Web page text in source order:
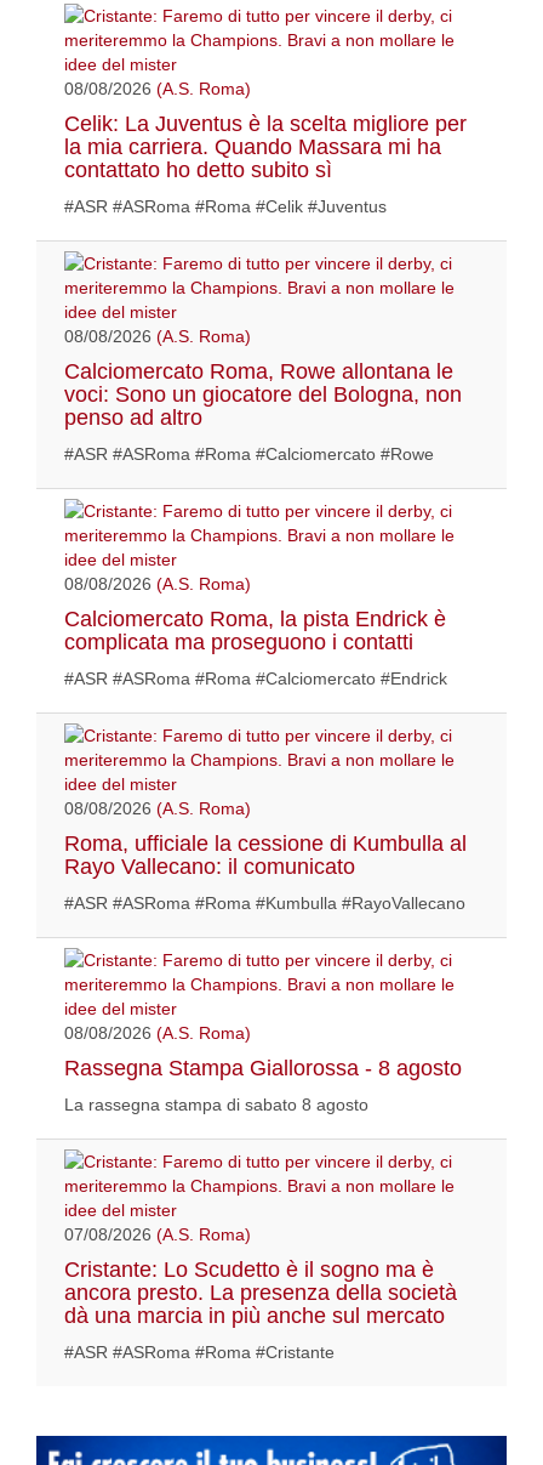
08/08/2026 (A.S. Roma)
Celik: La Juventus è la scelta migliore per
la mia carriera. Quando Massara mi ha
contattato ho detto subito sì
#ASR #ASRoma #Roma #Celik #Juventus
08/08/2026 (A.S. Roma)
Calciomercato Roma, Rowe allontana le
voci: Sono un giocatore del Bologna, non
penso ad altro
#ASR #ASRoma #Roma #Calciomercato #Rowe
08/08/2026 (A.S. Roma)
Calciomercato Roma, la pista Endrick è
complicata ma proseguono i contatti
#ASR #ASRoma #Roma #Calciomercato #Endrick
08/08/2026 (A.S. Roma)
Roma, ufficiale la cessione di Kumbulla al
Rayo Vallecano: il comunicato
#ASR #ASRoma #Roma #Kumbulla #RayoVallecano
08/08/2026 (A.S. Roma)
Rassegna Stampa Giallorossa - 8 agosto
La rassegna stampa di sabato 8 agosto
07/08/2026 (A.S. Roma)
Cristante: Lo Scudetto è il sogno ma è
ancora presto. La presenza della società
dà una marcia in più anche sul mercato
#ASR #ASRoma #Roma #Cristante